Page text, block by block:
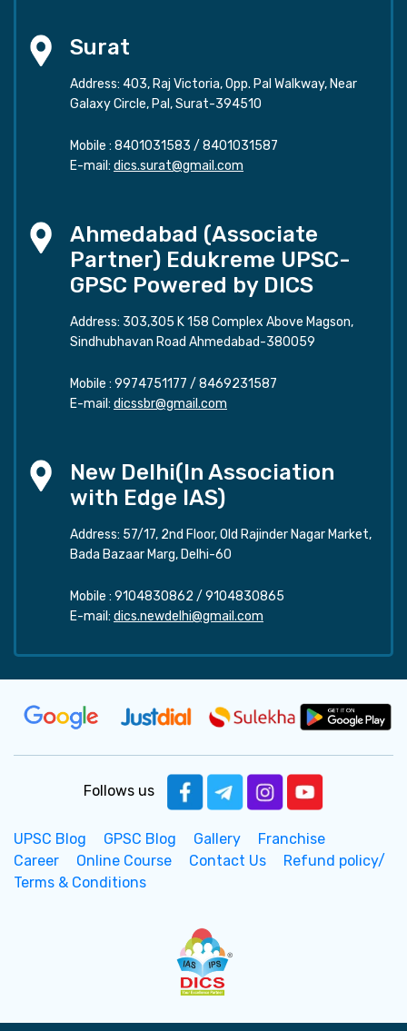
Surat
Address: 403, Raj Victoria, Opp. Pal Walkway, Near
Galaxy Circle, Pal, Surat-394510
Mobile : 8401031583 / 8401031587
E-mail: dics.surat@gmail.com
Ahmedabad (Associate
Partner) Edukreme UPSC-
GPSC Powered by DICS
Address: 303,305 K 158 Complex Above Magson,
Sindhubhavan Road Ahmedabad-380059
Mobile : 9974751177 / 8469231587
E-mail: dicssbr@gmail.com
New Delhi(In Association
with Edge IAS)
Address: 57/17, 2nd Floor, Old Rajinder Nagar Market,
Bada Bazaar Marg, Delhi-60
Mobile : 9104830862 / 9104830865
E-mail: dics.newdelhi@gmail.com
Follows us
UPSC Blog GPSC Blog Gallery
Franchise
Career
Online Course Contact Us
Refund policy/
Terms & Conditions